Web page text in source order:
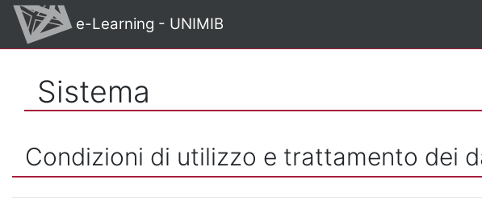
Vai al contenuto principale
e-Learning - UNIMIB
Sistema
Condizioni di utilizzo e trattamento dei